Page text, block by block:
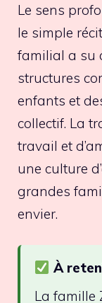
Le sens
le simple
familial a su
structures
enfants et
collectif. La
travail et
une culture
grandes
envier.
À
La famille